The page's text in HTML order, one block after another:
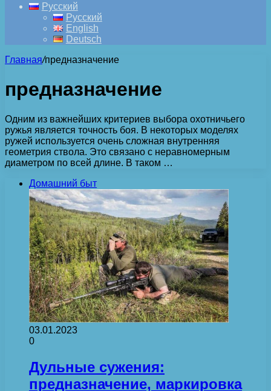
Русский
Русский
English
Deutsch
Главная/предназначение
предназначение
Одним из важнейших критериев выбора охотничьего
ружья является точность боя. В некоторых моделях
ружей используется очень сложная внутренняя
геометрия ствола. Это связано с неравномерным
диаметром по всей длине. В таком …
Домашний быт
03.01.2023
0
Дульные сужения:
предназначение, маркировка